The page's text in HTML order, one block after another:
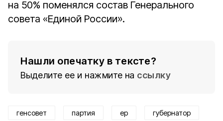
на 50% поменялся состав Генерального
совета «Единой России».
Нашли опечатку в тексте?
Выделите ее и нажмите на ссылку
генсовет партия ер губернатор